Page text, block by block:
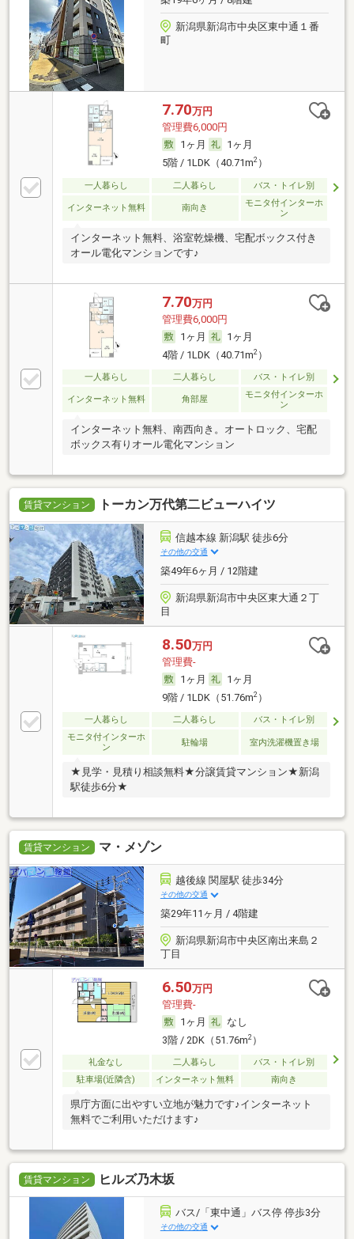
新潟県新潟市中央区東中通１番
町
7.70万円
管理費6,000円
1ヶ月
1ヶ月
5階 / 1LDK（40.71m2）
一人暮らし 二人暮らし バス・トイレ別
インターネット無料 南向き
モニタ付インターホ
ン
インターネット無料、浴室乾燥機、宅配ボックス付き
オール電化マンションです♪
7.70万円
管理費6,000円
1ヶ月
1ヶ月
4階 / 1LDK（40.71m2）
一人暮らし 二人暮らし バス・トイレ別
インターネット無料 角部屋
モニタ付インターホ
ン
インターネット無料、南西向き。オートロック、宅配
ボックス有りオール電化マンション
賃貸マンション トーカン万代第二ビューハイツ
信越本線 新潟駅 徒歩6分
その他の交通
築49年6ヶ月 / 12階建
新潟県新潟市中央区東大通２丁
目
8.50万円
管理費-
1ヶ月
1ヶ月
9階 / 1LDK（51.76m2）
一人暮らし 二人暮らし
バス・トイレ別
モニタ付インターホ
ン
駐輪場 室内洗濯機置き場
★見学・見積り相談無料★分譲賃貸マンション★新潟
駅徒歩6分★
賃貸マンション マ・メゾン
越後線 関屋駅 徒歩34分
その他の交通
築29年11ヶ月 / 4階建
新潟県新潟市中央区南出来島２
丁目
6.50万円
管理費-
1ヶ月
なし
3階 / 2DK（51.76m2）
礼金なし 二人暮らし
バス・トイレ別
駐車場(近隣含)
インターネット無料 南向き
県庁方面に出やすい立地が魅力です♪インターネット
無料でご利用いただけます♪
賃貸マンション ヒルズ乃木坂
バス/「東中通」バス停 停歩3分
その他の交通